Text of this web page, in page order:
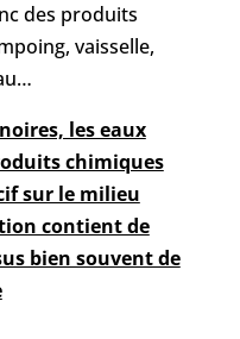
des produits
vaisselle,
les eaux
chimiques
sur le milieu
contient de
bien souvent de